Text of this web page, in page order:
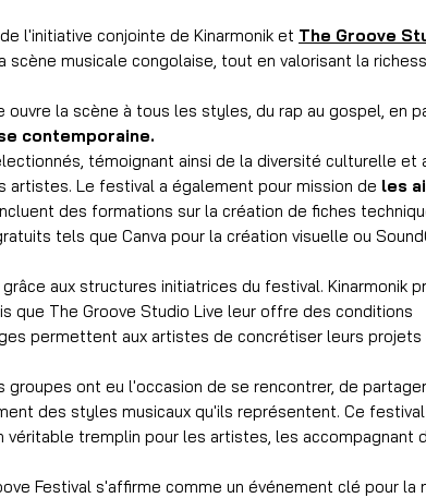
l'initiative conjointe de Kinarmonik et The Groove
musicale congolaise, tout en valorisant la
la scène à tous les styles, du rap au gospel, en
contemporaine.
témoignant ainsi de la diversité culturelle et
artistes. Le festival a également pour mission de les
des formations sur la création de fiches
tels que Canva pour la création visuelle ou
aux structures initiatrices du festival. Kinarmonik
que The Groove Studio Live leur offre des conditions
permettent aux artistes de concrétiser leurs projets
ont eu l'occasion de se rencontrer, de
des styles musicaux qu'ils représentent. Ce festival
tremplin pour les artistes, les accompagnant
Festival s'affirme comme un événement clé pour la